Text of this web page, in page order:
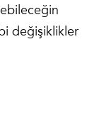
değişiklikler